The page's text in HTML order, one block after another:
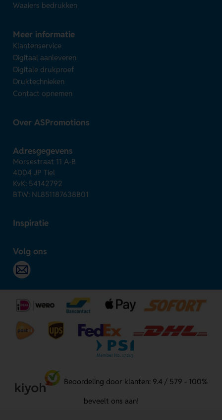
Waaiers bedrukken
Meer informatie
Klantenservice
Digitaal aanleveren
Digitale drukproef
Druktechnieken
Contact opnemen
Over ASPromotions
Adresgegevens
Morsestraat 11 A-B
4004 JP Tiel
KvK: 54142792
BTW: NL851187638B01
Inspiratie
Volg ons
Beoordeling door klanten: 9.4 / 579 - 100%
beveelt ons aan!